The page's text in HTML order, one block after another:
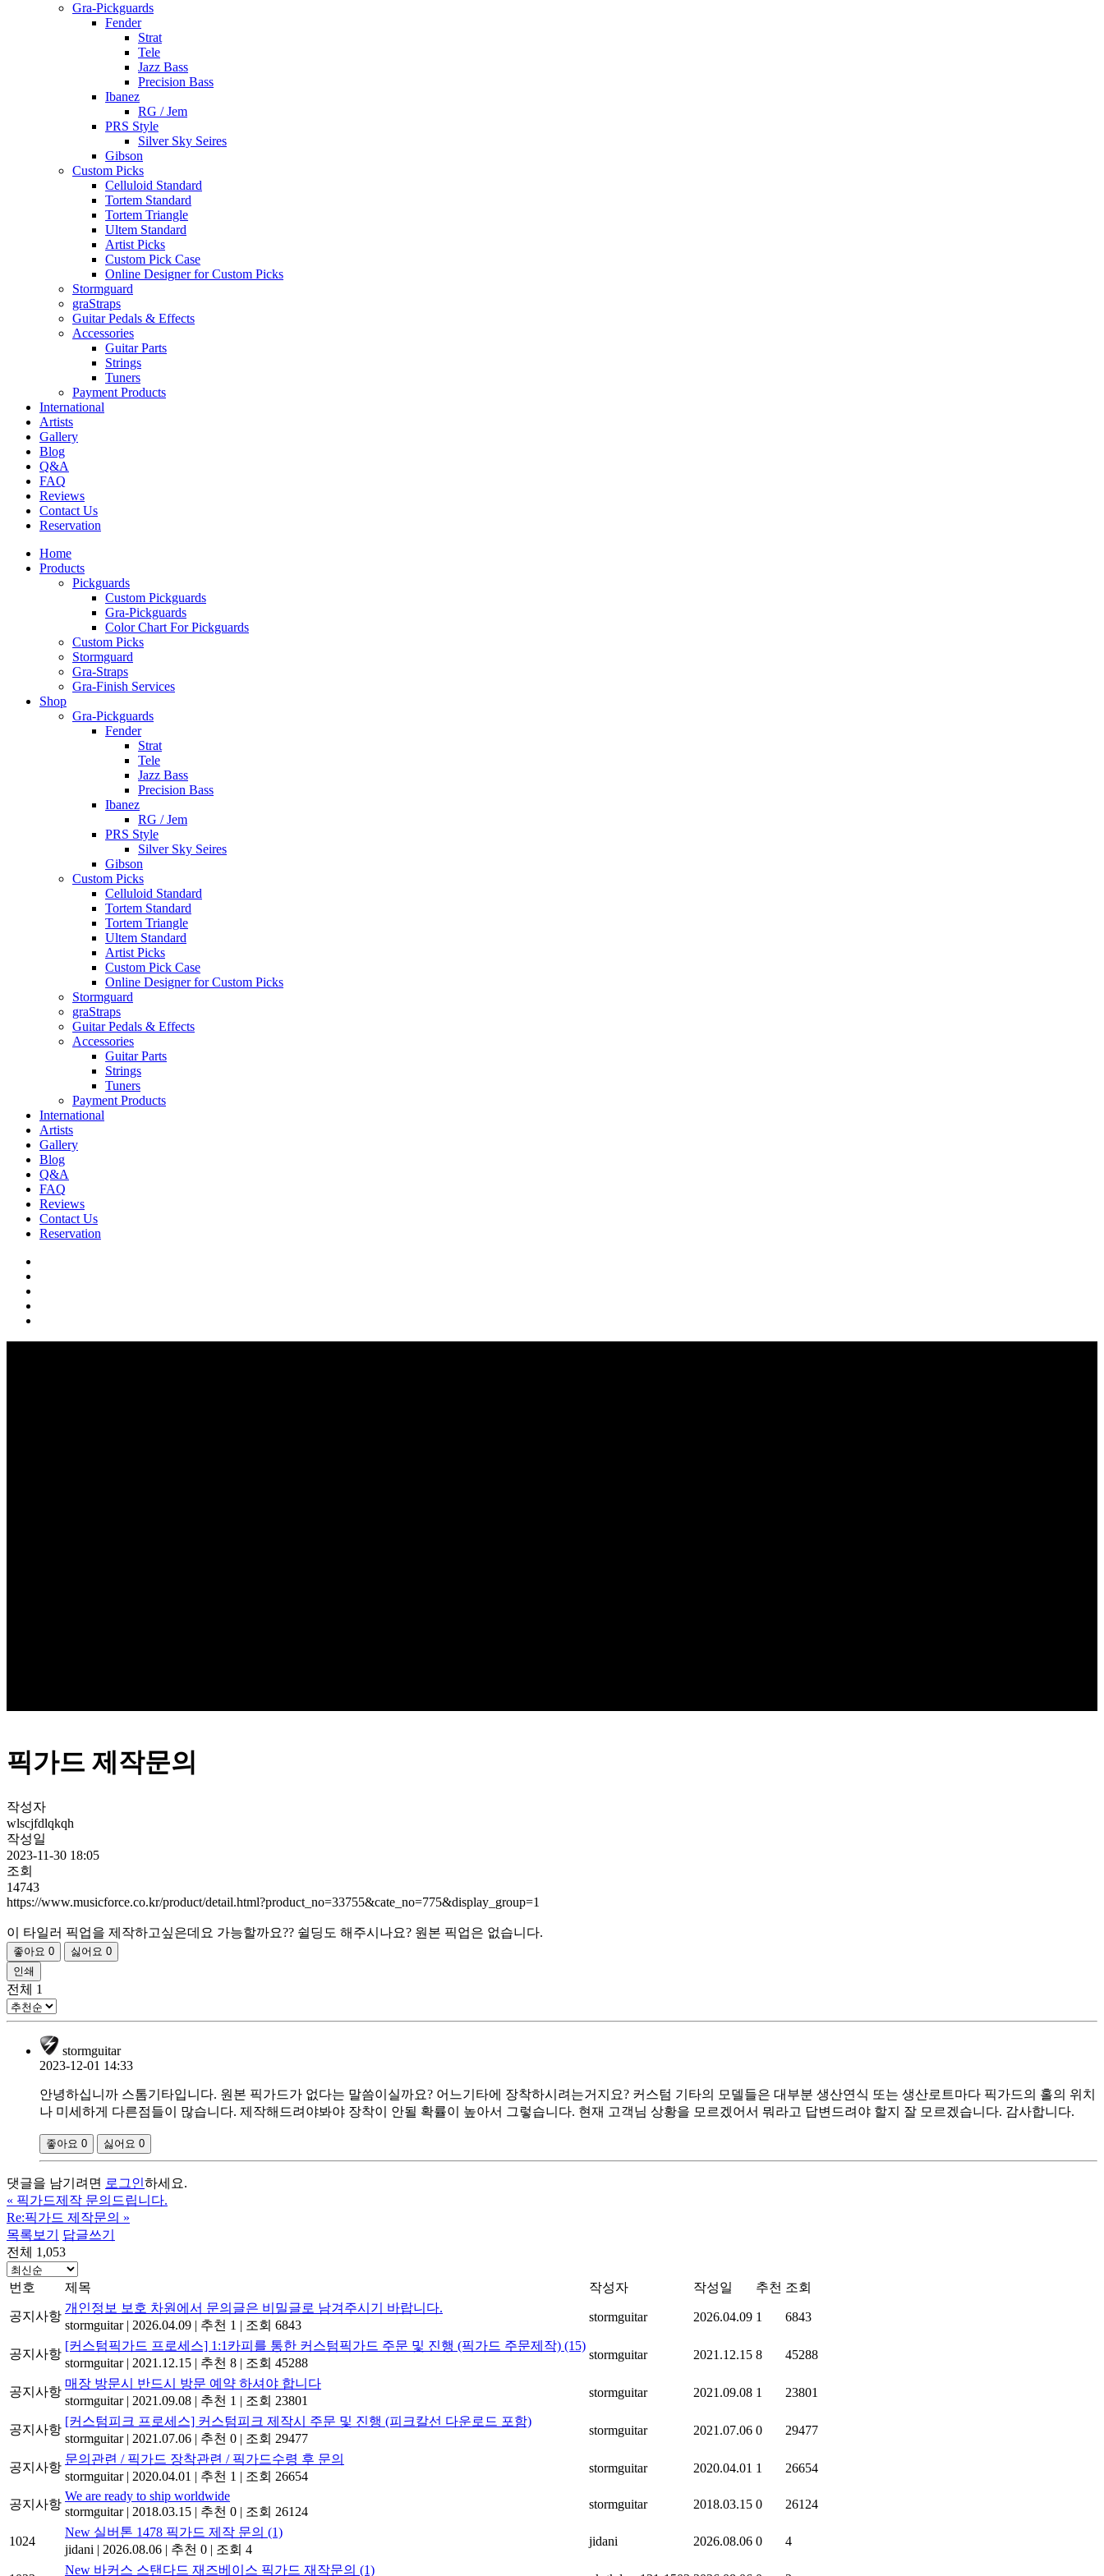
Gra-Pickguards
Fender
Strat
Tele
Jazz Bass
Precision Bass
Ibanez
RG / Jem
PRS Style
Silver Sky Seires
Gibson
Custom Picks
Celluloid Standard
Tortem Standard
Tortem Triangle
Ultem Standard
Artist Picks
Custom Pick Case
Online Designer for Custom Picks
Stormguard
graStraps
Guitar Pedals & Effects
Accessories
Guitar Parts
Strings
Tuners
Payment Products
International
Artists
Gallery
Blog
Q&A
FAQ
Reviews
Contact Us
Reservation
Home
Products
Pickguards
Custom Pickguards
Gra-Pickguards
Color Chart For Pickguards
Custom Picks
Stormguard
Gra-Straps
Gra-Finish Services
Shop
Gra-Pickguards
Fender
Strat
Tele
Jazz Bass
Precision Bass
Ibanez
RG / Jem
PRS Style
Silver Sky Seires
Gibson
Custom Picks
Celluloid Standard
Tortem Standard
Tortem Triangle
Ultem Standard
Artist Picks
Custom Pick Case
Online Designer for Custom Picks
Stormguard
graStraps
Guitar Pedals & Effects
Accessories
Guitar Parts
Strings
Tuners
Payment Products
International
Artists
Gallery
Blog
Q&A
FAQ
Reviews
Contact Us
Reservation
픽가드 제작문의
작성자
wlscjfdlqkqh
작성일
2023-11-30 18:05
조회
14743
https://www.musicforce.co.kr/product/detail.html?product_no=33755&cate_no=775&display_group=1
이 타일러 픽업을 제작하고싶은데요 가능할까요?? 쉴딩도 해주시나요? 원본 픽업은 없습니다.
좋아요 0 싫어요 0
인쇄
전체 1
stormguitar
2023-12-01 14:33
안녕하십니까 스톰기타입니다. 원본 픽가드가 없다는 말씀이실까요? 어느기타에 장착하시려는거지요? 커스텀 기타의 모델들은 대부분 생산연식 또는 생산로트마다 픽가드의 홀의 위치
나 미세하게 다른점들이 많습니다. 제작해드려야봐야 장착이 안될 확률이 높아서 그렇습니다. 현재 고객님 상황을 모르겠어서 뭐라고 답변드려야 할지 잘 모르겠습니다. 감사합니다.
좋아요 0 싫어요 0
댓글을 남기려면 로그인하세요.
« 픽가드제작 문의드립니다.
Re:픽가드 제작문의 »
목록보기
답글쓰기
전체 1,053
번호 제목 작성자 작성일 추천 조회
공지사항
개인정보 보호 차원에서 문의글은 비밀글로 남겨주시기 바랍니다.
stormguitar | 2026.04.09 | 추천 1 | 조회 6843
stormguitar 2026.04.09 1 6843
공지사항
[커스텀픽가드 프로세스] 1:1카피를 통한 커스텀픽가드 주문 및 진행 (픽가드 주문제작) (15)
stormguitar | 2021.12.15 | 추천 8 | 조회 45288
stormguitar 2021.12.15 8 45288
공지사항
매장 방문시 반드시 방문 예약 하셔야 합니다
stormguitar | 2021.09.08 | 추천 1 | 조회 23801
stormguitar 2021.09.08 1 23801
공지사항
[커스텀피크 프로세스] 커스텀피크 제작시 주문 및 진행 (피크칼선 다운로드 포함)
stormguitar | 2021.07.06 | 추천 0 | 조회 29477
stormguitar 2021.07.06 0 29477
공지사항
문의관련 / 픽가드 장착관련 / 픽가드수령 후 문의
stormguitar | 2020.04.01 | 추천 1 | 조회 26654
stormguitar 2020.04.01 1 26654
공지사항
We are ready to ship worldwide
stormguitar | 2018.03.15 | 추천 0 | 조회 26124
stormguitar 2018.03.15 0 26124
1024
New 실버톤 1478 픽가드 제작 문의 (1)
jidani | 2026.08.06 | 추천 0 | 조회 4
jidani 2026.08.06 0 4
New 바커스 스탠다드 재즈베이스 픽가드 재작문의 (1)